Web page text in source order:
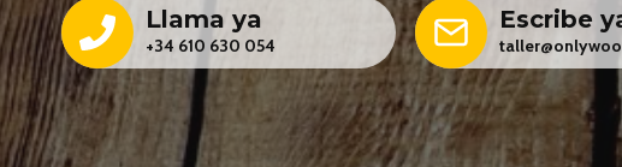
Llama ya
+34 610 630 054
Escribe